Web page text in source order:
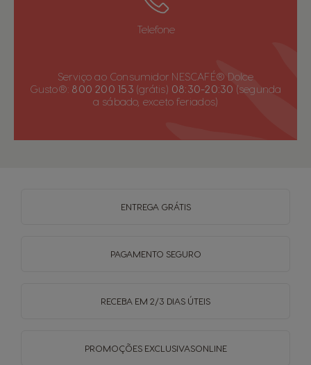
Telefone
Serviço ao Consumidor NESCAFÉ® Dolce
Gusto®: 800 200 153 (grátis) 08:30-20:30 (segunda
a sábado, exceto feriados)
ENTREGA GRÁTIS
PAGAMENTO SEGURO
RECEBA EM 2/3 DIAS ÚTEIS
PROMOÇÕES EXCLUSIVASONLINE